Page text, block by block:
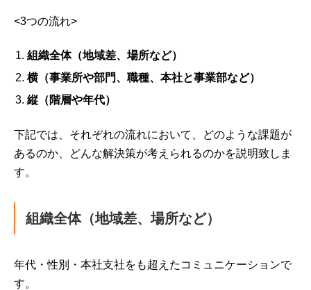
<3つの流れ>
組織全体（地域差、場所など）
横（事業所や部門、職種、本社と事業部など）
縦（階層や年代）
下記では、それぞれの流れにおいて、どのような課題が
あるのか、どんな解決策が考えられるのかを説明致しま
す。
組織全体（地域差、場所など）
年代・性別・本社支社をも超えたコミュニケーションで
す。